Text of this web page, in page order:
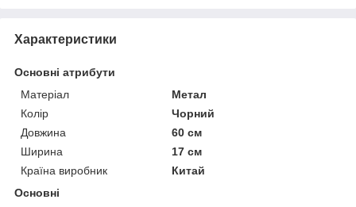
Характеристики
Основні атрибути
Матеріал
Метал
Колір
Чорний
Довжина
60 см
Ширина
17 см
Країна виробник
Китай
Основні